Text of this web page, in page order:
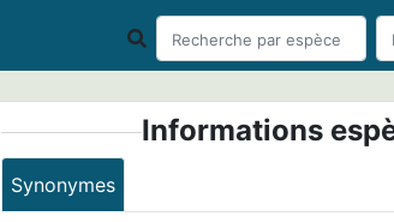
Informations
Synonymes